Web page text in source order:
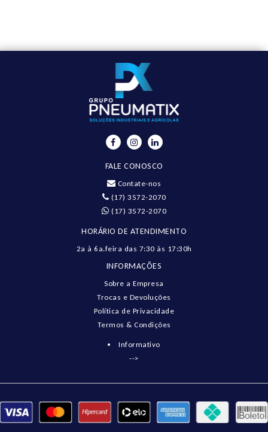
FALE CONOSCO
Contate-nos
(17) 3572-2070
(17) 3572-2070
HORÁRIO DE ATENDIMENTO
2a à 6a.feira das 7:30 às 17:30h
INFORMAÇÕES
Sobre a Empresa
Trocas e Devoluções
Política de Privacidade
Termos & Condições
Informativo
-->